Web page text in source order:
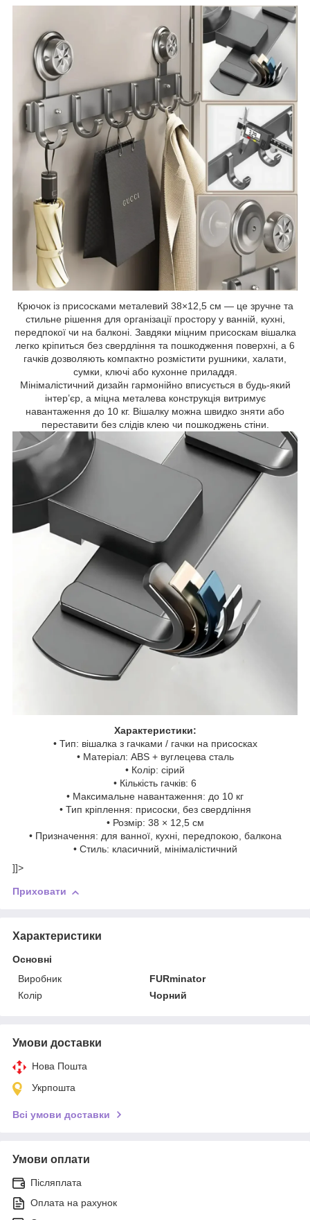
Крючок із присосками металевий 38×12,5 см — це зручне та
стильне рішення для організації простору у ванній, кухні,
передпокої чи на балконі. Завдяки міцним присоскам вішалка
легко кріпиться без свердління та пошкодження поверхні, а 6
гачків дозволяють компактно розмістити рушники, халати,
сумки, ключі або кухонне приладдя.
Мінімалістичний дизайн гармонійно вписується в будь-який
інтер’єр, а міцна металева конструкція витримує
навантаження до 10 кг. Вішалку можна швидко зняти або
переставити без слідів клею чи пошкоджень стіни.
Характеристики:
• Тип: вішалка з гачками / гачки на присосках
• Матеріал: ABS + вуглецева сталь
• Колір: сірий
• Кількість гачків: 6
• Максимальне навантаження: до 10 кг
• Тип кріплення: присоски, без свердління
• Розмір: 38 × 12,5 см
• Призначення: для ванної, кухні, передпокою, балкона
• Стиль: класичний, мінімалістичний
]]>
Приховати
Характеристики
Основні
Виробник
FURminator
Колір
Чорний
Умови доставки
Нова Пошта
Укрпошта
Всі умови доставки
Умови оплати
Післяплата
Оплата на рахунок